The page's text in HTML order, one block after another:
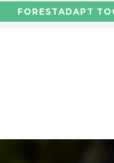
FORESTADAPT